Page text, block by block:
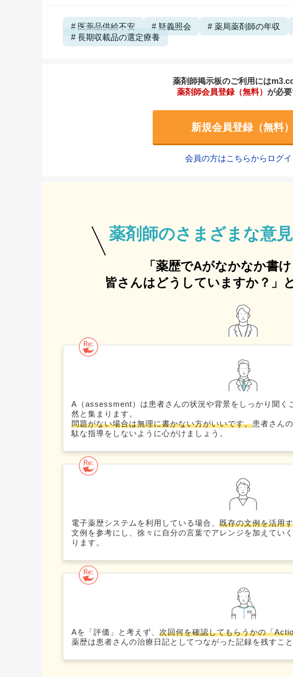
医薬品供給不安 疑義照会 薬局薬剤師の年収
長期収載品の選定療養
薬剤師掲示板のご利用には
薬剤師会員登録（無料） が必
新規会員登録（無料）
会員の方はこちらからログイ
薬剤師のさまざまな意
「薬歴でAがなかなか書け
皆さんはどうしていますか？」
A（assessment）は患者さんの状況や背景をしっかり聞く
然と集まります。
問題がない場合は無理に書かない方がいいです。患者さん
駄な指導をしないように心がけましょう。
電子薬歴システムを利用している場合、 既存の文例を活用
文例を参考にし、徐々に自分の言葉でアレンジを加えてい
ります。
Aを「評価」と考えず、 次回何を確認してもらうかの「
薬歴は患者さんの治療日記としてつながった記録を残すこ